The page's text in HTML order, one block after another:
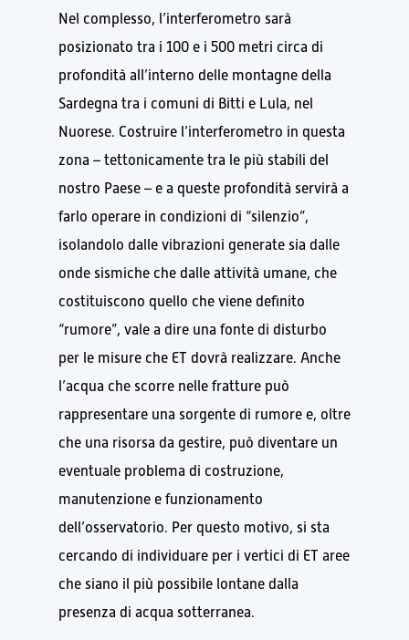
Nel complesso, l’interferometro sarà
posizionato tra i 100 e i 500 metri circa di
profondità all’interno delle montagne della
Sardegna tra i comuni di Bitti e Lula, nel
Nuorese. Costruire l’interferometro in questa
zona – tettonicamente tra le più stabili del
nostro Paese – e a queste profondità servirà a
farlo operare in condizioni di “silenzio”,
isolandolo dalle vibrazioni generate sia dalle
onde sismiche che dalle attività umane, che
costituiscono quello che viene definito
“rumore”, vale a dire una fonte di disturbo
per le misure che ET dovrà realizzare. Anche
l’acqua che scorre nelle fratture può
rappresentare una sorgente di rumore e, oltre
che una risorsa da gestire, può diventare un
eventuale problema di costruzione,
manutenzione e funzionamento
dell’osservatorio. Per questo motivo, si sta
cercando di individuare per i vertici di ET aree
che siano il più possibile lontane dalla
presenza di acqua sotterranea.